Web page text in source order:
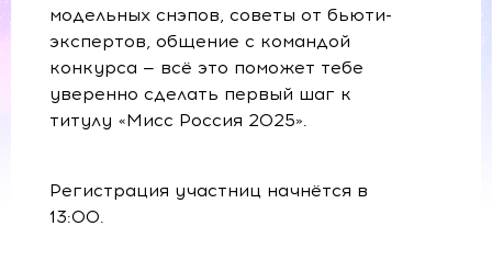
модельных снэпов, советы от бьюти-
экспертов, общение с командой
конкурса — всё это поможет тебе
уверенно сделать первый шаг к
титулу «Мисс Россия 2025».
Регистрация участниц начнётся в
13:00.